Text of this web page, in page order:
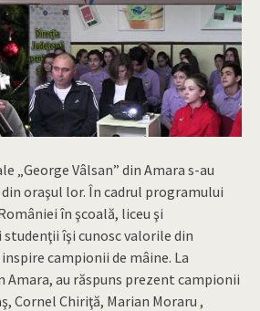
„George Vâlsan” din Amara s-au
oraşul lor. În cadrul programului
în şcoală, liceu şi
îşi cunosc valorile din
campionii de mâine. La
Amara, au răspuns prezent campionii
Cornel Chiriţă, Marian Moraru ,